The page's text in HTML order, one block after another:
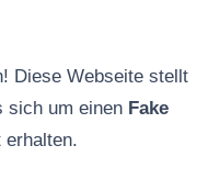
Diese Webseite stellt
sich um einen Fake
erhalten.